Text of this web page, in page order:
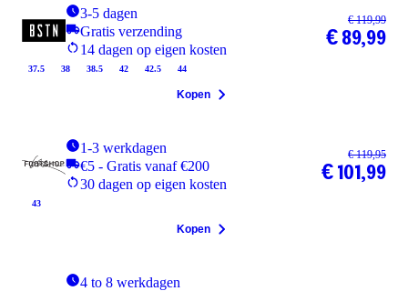
3-5 dagen
Gratis verzending
14 dagen op eigen kosten
37.5 38 38.5 42 42.5 44
€ 119,99
€ 89,99
Kopen
1-3 werkdagen
€5 - Gratis vanaf €200
30 dagen op eigen kosten
43
€ 119,95
€ 101,99
Kopen
4 to 8 werkdagen